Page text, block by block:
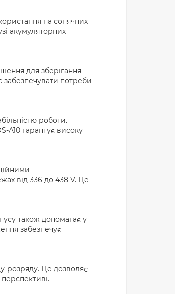
на сонячних
акумуляторних
для зберігання
забезпечувати потреби
роботи.
A10 гарантує високу
від 336 до 438 V. Це
також допомагає у
забезпечує
розряду. Це дозволяє